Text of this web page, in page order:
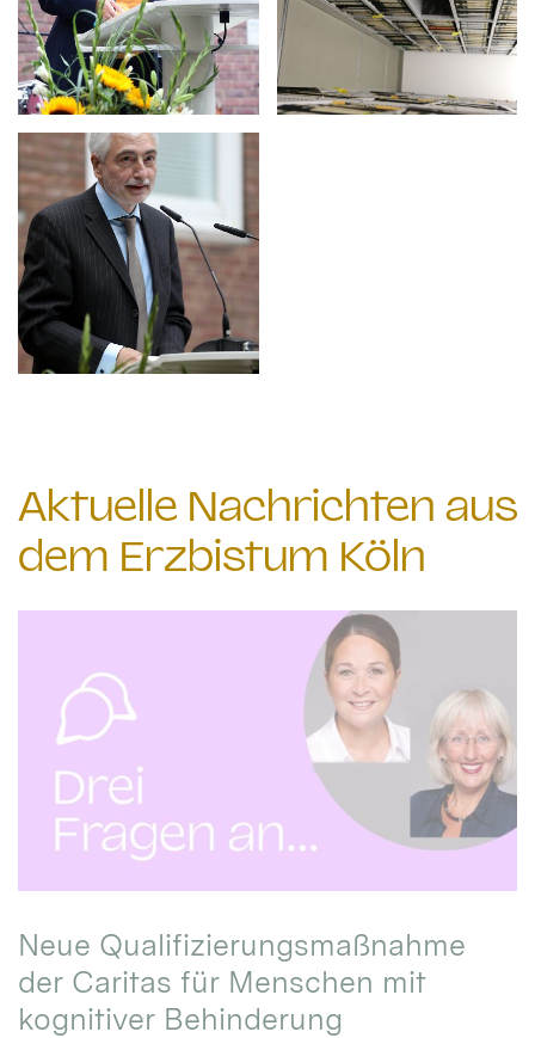
Aktuelle Nachrichten aus
dem Erzbistum Köln
Neue Qualifizierungsmaßnahme
der Caritas für Menschen mit
kognitiver Behinderung